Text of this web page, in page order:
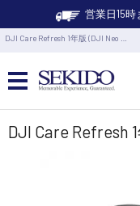
営業日15
DJI Care Refresh 1年版 (DJI Neo …
カメラドローン・生
DJI Care Refresh